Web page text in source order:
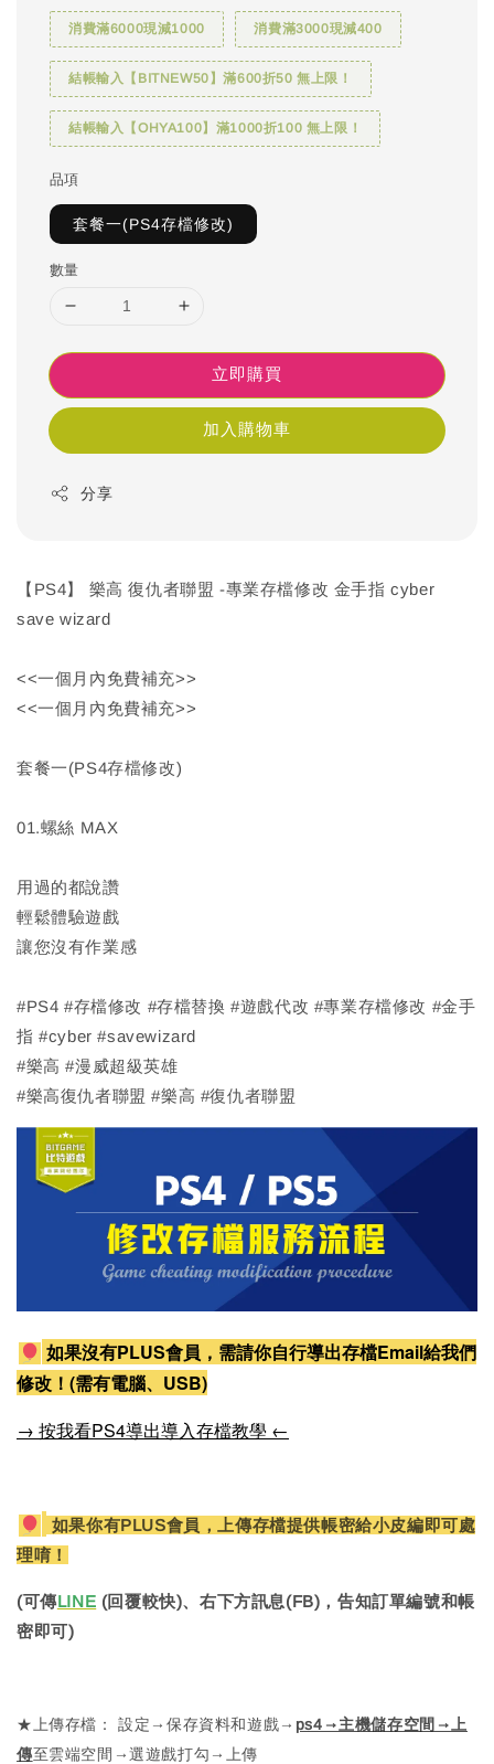
消費滿6000現減1000 消費滿3000現減400
結帳輸入【BITNEW50】滿600折50 無上限！
結帳輸入【OHYA100】滿1000折100 無上限！
品項
套餐一(PS4存檔修改)
數量
立即購買
加入購物車
分享
【PS4】 樂高 復仇者聯盟 -專業存檔修改 金手指 cyber
save wizard
<<一個月內免費補充>>
<<一個月內免費補充>>
套餐一(PS4存檔修改)
01.螺絲 MAX
用過的都說讚
輕鬆體驗遊戲
讓您沒有作業感
#PS4 #存檔修改 #存檔替換 #遊戲代改 #專業存檔修改 #金手
指 #cyber #savewizard
#樂高 #漫威超級英雄
#樂高復仇者聯盟 #樂高 #復仇者聯盟
如果沒有PLUS會員，需請你自行導出存檔Email給我們
修改！(需有電腦、USB)
→ 按我看PS4導出導入存檔教學 ←
如果你有PLUS會員，上傳存檔提供帳密給小皮編即可處
理唷！
(可傳LINE (回覆較快)、右下方訊息(FB)，告知訂單編號和帳
密即可)
★上傳存檔： 設定→保存資料和遊戲→ ps4→主機儲存空間→上
傳至雲端空間→選遊戲打勾→上傳